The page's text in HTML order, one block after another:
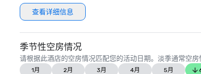
查看详细信息
季节性空房情况
请根据此酒店的空房情况匹配您的活动日期。淡季通常空房
1月 2月 3月 4月 5月